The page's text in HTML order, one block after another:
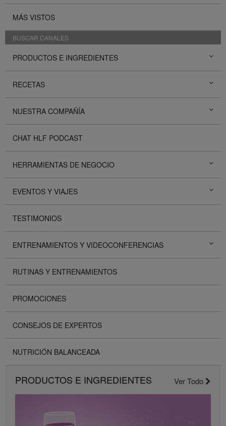
MÁS VISTOS
BUSCAR CANALES
PRODUCTOS E INGREDIENTES
RECETAS
NUESTRA COMPAÑÍA
CHAT HLF PODCAST
HERRAMIENTAS DE NEGOCIO
EVENTOS Y VIAJES
TESTIMONIOS
ENTRENAMIENTOS Y VIDEOCONFERENCIAS
RUTINAS Y ENTRENAMIENTOS
PROMOCIONES
CONSEJOS DE EXPERTOS
NUTRICIÓN BALANCEADA
PRODUCTOS E INGREDIENTES Ver Todo